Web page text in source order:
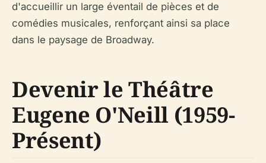
d'accueillir un large éventail de pièces et de
comédies musicales, renforçant ainsi sa place
dans le paysage de Broadway.
Devenir le Théâtre
Eugene O'Neill (1959-
Présent)